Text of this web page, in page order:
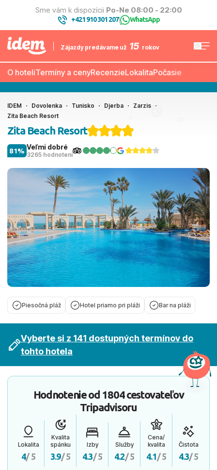
Sme vám k dispozícii Po-Ne 08:00 - 22:00
+421 910 301 207| WhatsApp
Zájazdy predávame už 15 rokov
O hoteliTermíny a cenyRecenzieLokalitaPočasie
IDEM Dovolenka Tunisko Djerba
Zarzis
Zita Beach Resort
Zita Beach Resort
Veľmi dobré
3265 hodnotení
81%
Piesočná pláž Hotel priamo pri pláži Bar na pláži
Vyberte si z 141 dostupných termínov do
tohto hotela
Hodnotenie od 1804 cestovateľov
Tripadvisoru
Lokalita
4/ 5
Kvalita
spánku
3.9/ 5
Izby
4.3/ 5
Služby
4.2/ 5
Cena/
kvalita
4.1/ 5
Čistota
4.3/ 5